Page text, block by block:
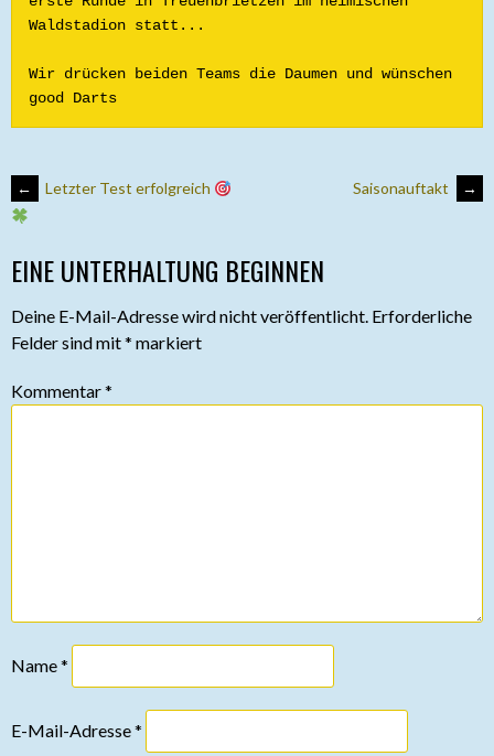
Waldstadion statt...
Wir drücken beiden Teams die Daumen und wünschen
good Darts
ARTIKEL-
NAVIGATION
← Letzter Test erfolgreich Saisonauftakt →
EINE UNTERHALTUNG BEGINNEN
Deine E-Mail-Adresse wird nicht veröffentlicht. Erforderliche
Felder sind mit* markiert
Kommentar*
Name*
E-Mail-Adresse*